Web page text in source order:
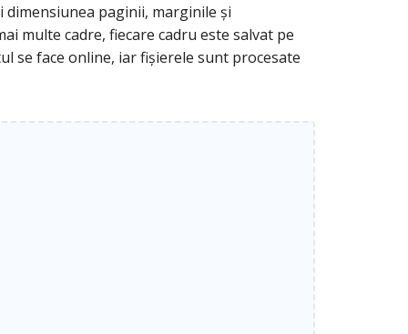
paginii, marginile și
multe cadre, fiecare cadru este salvat pe
se face online, iar fișierele sunt procesate